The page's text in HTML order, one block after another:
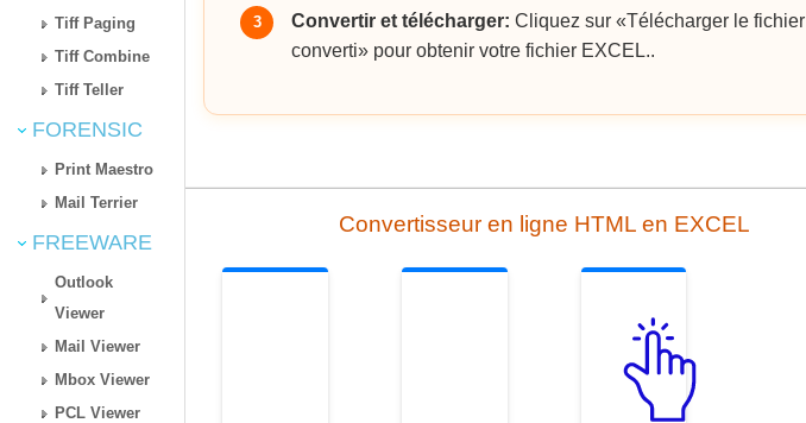
Tiff Paging
Tiff Combine
Tiff Teller
FORENSIC
Print Maestro
Mail Terrier
FREEWARE
Outlook
Viewer
Mail Viewer
Mbox Viewer
PCL Viewer
3 Convertir et télécharger: Cliquez sur «Télécharger le fichier
converti» pour obtenir votre fichier EXCEL..
Convertisseur en ligne HTML en EXCEL